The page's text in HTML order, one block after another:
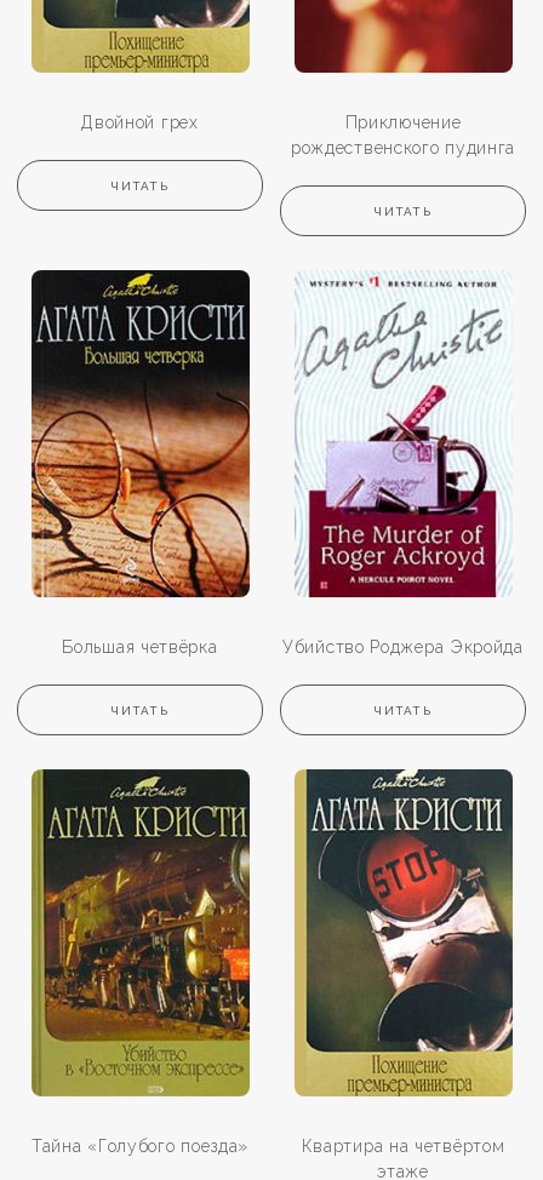
Двойной грех
ЧИТАТЬ
Приключение
рождественского пудинга
ЧИТАТЬ
Большая четвёрка
ЧИТАТЬ
Убийство Роджера Экройда
ЧИТАТЬ
Тайна «Голубого поезда»
Квартира на четвёртом
этаже